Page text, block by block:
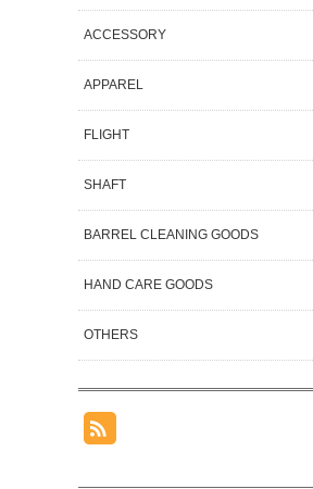
ACCESSORY
APPAREL
FLIGHT
SHAFT
BARREL CLEANING GOODS
HAND CARE GOODS
OTHERS